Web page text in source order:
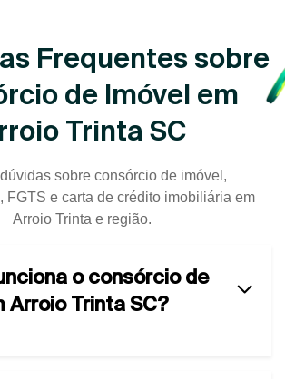
Frequentes sobre
de Imóvel em
Trinta SC
sobre consórcio de imóvel,
FGTS e carta de crédito imobiliária em
Arroio Trinta e região.
o consórcio de
Arroio Trinta SC?